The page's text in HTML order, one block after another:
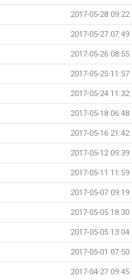
2017-05-28 09:22
2017-05-27 07:49
2017-05-26 08:55
2017-05-25 11:57
2017-05-24 11:32
2017-05-18 06:48
2017-05-16 21:42
2017-05-12 09:39
2017-05-11 11:59
2017-05-07 09:19
2017-05-05 18:30
2017-05-05 13:04
2017-05-01 07:50
2017-04-27 09:45